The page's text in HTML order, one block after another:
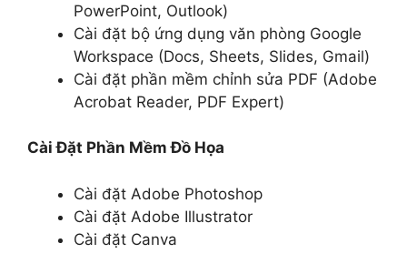
PowerPoint, Outlook)
Cài đặt bộ ứng dụng văn phòng Google
Workspace (Docs, Sheets, Slides, Gmail)
Cài đặt phần mềm chỉnh sửa PDF (Adobe
Acrobat Reader, PDF Expert)
Cài Đặt Phần Mềm Đồ Họa
Cài đặt Adobe Photoshop
Cài đặt Adobe Illustrator
Cài đặt Canva